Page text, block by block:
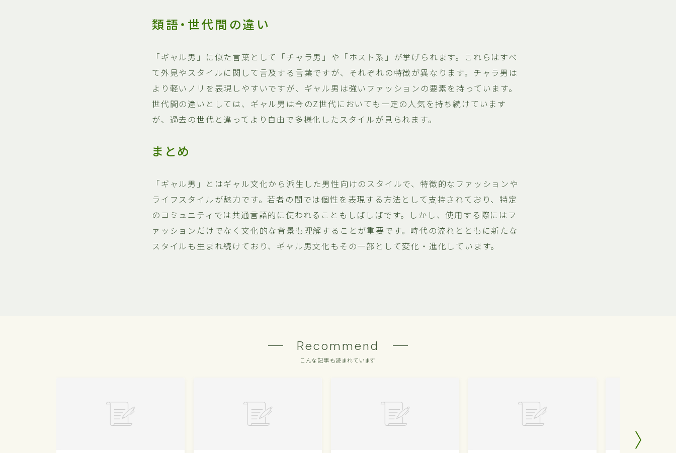
類語・世代間の違い
「ギャル男」に似た言葉として「チャラ男」や「ホスト系」が挙げられます。これらはすべ
て外見やスタイルに関して言及する言葉ですが、それぞれの特徴が異なります。チャラ男は
より軽いノリを表現しやすいですが、ギャル男は強いファッションの要素を持っています。
世代間の違いとしては、ギャル男は今のZ世代においても一定の人気を持ち続けています
が、過去の世代と違ってより自由で多様化したスタイルが見られます。
まとめ
「ギャル男」とはギャル文化から派生した男性向けのスタイルで、特徴的なファッションや
ライフスタイルが魅力です。若者の間では個性を表現する方法として支持されており、特定
のコミュニティでは共通言語的に使われることもしばしばです。しかし、使用する際にはフ
ァッションだけでなく文化的な背景も理解することが重要です。時代の流れとともに新たな
スタイルも生まれ続けており、ギャル男文化もその一部として変化・進化しています。
Recommend
こんな記事も読まれています